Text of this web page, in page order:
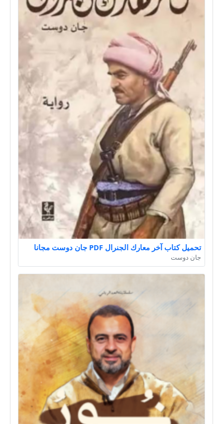
تحميل كتاب آخر معارك الجنرال PDF جان دوست مجانا
جان دوست